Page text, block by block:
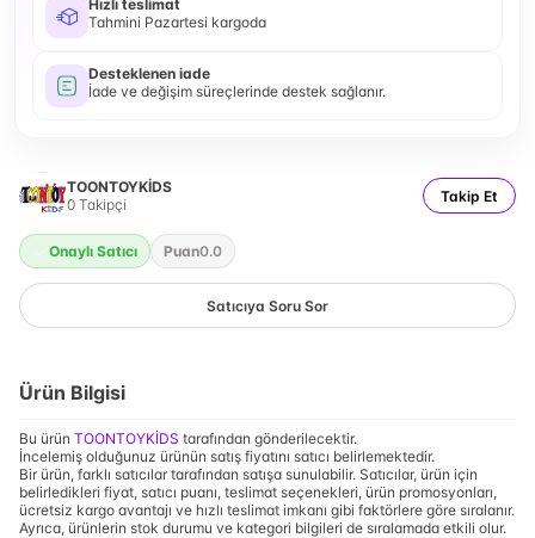
Hızlı teslimat
Tahmini Pazartesi kargoda
Desteklenen iade
İade ve değişim süreçlerinde destek sağlanır.
TOONTOYKİDS
0 Takipçi Takip Et
Onaylı Satıcı Puan0.0
Satıcıya Soru Sor
Ürün Bilgisi
Bu ürün TOONTOYKİDS tarafından gönderilecektir.
İncelemiş olduğunuz ürünün satış fiyatını satıcı belirlemektedir.
Bir ürün, farklı satıcılar tarafından satışa sunulabilir. Satıcılar, ürün için
belirledikleri fiyat, satıcı puanı, teslimat seçenekleri, ürün promosyonları,
ücretsiz kargo avantajı ve hızlı teslimat imkanı gibi faktörlere göre sıralanır.
Ayrıca, ürünlerin stok durumu ve kategori bilgileri de sıralamada etkili olur.